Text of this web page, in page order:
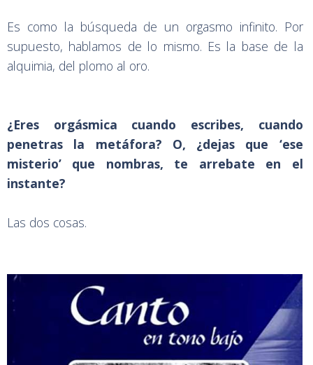
Es como la búsqueda de un orgasmo infinito. Por
supuesto, hablamos de lo mismo. Es la base de la
alquimia, del plomo al oro.
¿Eres orgásmica cuando escribes, cuando
penetras la metáfora? O, ¿dejas que ‘ese
misterio’ que nombras, te arrebate en el
instante?
Las dos cosas.